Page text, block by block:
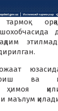
ва
ҳимоя
маълум